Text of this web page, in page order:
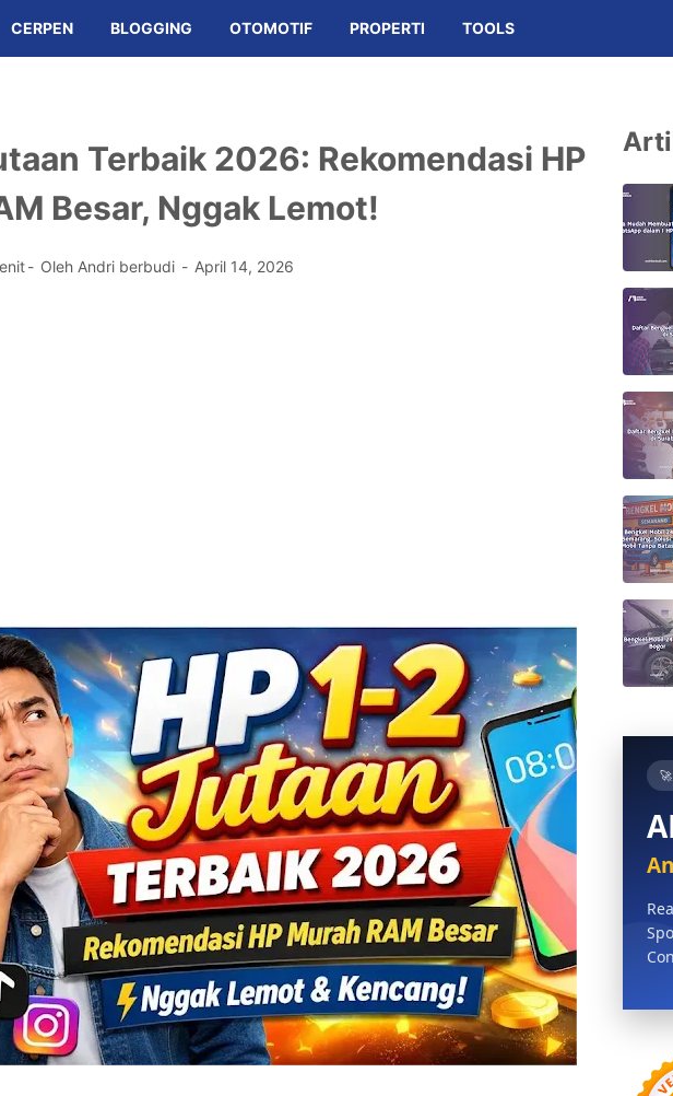
CERPEN BLOGGING OTOMOTIF PROPERTI TOOLS
Terbaik 2026: Rekomendasi HP
Besar, Nggak Lemot!
Oleh Andri berbudi April 14, 2026